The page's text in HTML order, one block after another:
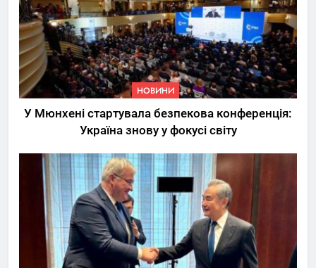
НОВИНИ
У Мюнхені стартувала безпекова конференція:
Україна знову у фокусі світу
5
Трамп вимагає від
Зеленського активних кроків
у мирному процесі
НОВИНИ